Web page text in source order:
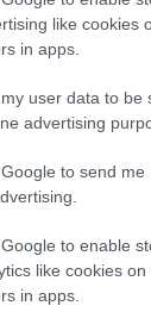
like cookies
in apps.
user data to be
advertising
to send me
to enable
like cookies on
in apps.
1ο
Νόσο